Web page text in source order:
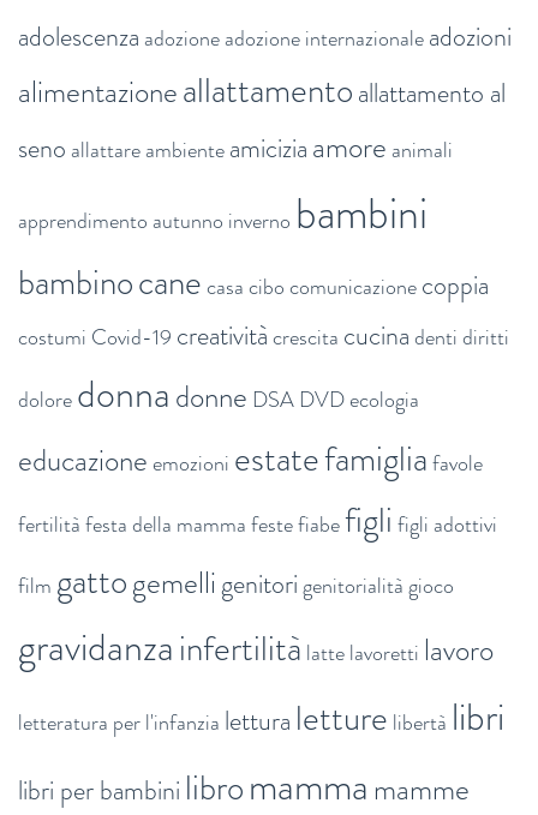
adolescenza adozioneadozione internazionaleadozioni
alimentazioneallattamentoallattamento al
seno allattareambienteamiciziaamore animali
apprendimento autunno inverno bambini
bambinocanecasacibocomunicazionecoppia
costumi Covid-19 creativitàcrescita cucinadentidiritti
doloredonnadonne DSA DVDecologia
educazioneemozioni estatefamigliafavole
fertilitàfesta della mammafestefiabefigli figli adottivi
film gattogemelligenitorigenitorialitàgioco
gravidanzainfertilità lattelavoretti lavoro
letteratura per l'infanzia lettura letture libertà libri
libri per bambini libromamma mamme